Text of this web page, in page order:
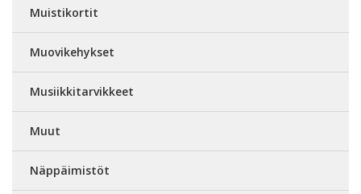
Muistikortit
Muovikehykset
Musiikkitarvikkeet
Muut
Näppäimistöt